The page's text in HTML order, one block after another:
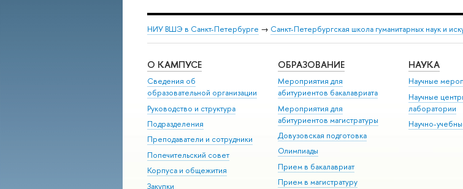
НИУ ВШЭ в Санкт-Петербурге → Санкт-Петербургская школа гуманитарных наук и
О КАМПУСЕ
Сведения об
образовательной организации
Руководство и структура
Подразделения
Преподаватели и сотрудники
Попечительский совет
Корпуса и общежития
Закупки
ОБРАЗОВАНИЕ
Мероприятия для
абитуриентов бакалавриата
Мероприятия для
абитуриентов магистратуры
Довузовская подготовка
Олимпиады
Прием в бакалавриат
Прием в магистратуру
НАУКА
Научные
Научные
лаборатории
Научно-